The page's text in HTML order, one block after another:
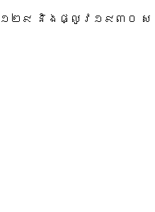
២៩ និងផ្លូវ១៩៣០ ស